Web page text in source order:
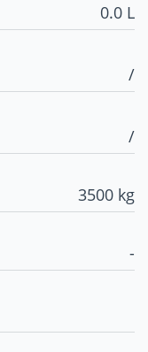
0.0 L
/
/
3500 kg
-